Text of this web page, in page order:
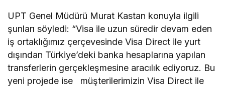
UPT Genel Müdürü Murat Kastan konuyla ilgili
şunları söyledi: “Visa ile uzun süredir devam eden
iş ortaklığımız çerçevesinde Visa Direct ile yurt
dışından Türkiye’deki banka hesaplarına yapılan
transferlerin gerçekleşmesine aracılık ediyoruz. Bu
yeni projede ise müşterilerimizin Visa Direct ile